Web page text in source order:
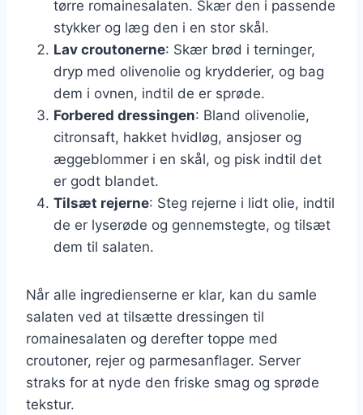
tørre romainesalaten. Skær den i passende
stykker og læg den i en stor skål.
Lav croutonerne: Skær brød i terninger,
dryp med olivenolie og krydderier, og bag
dem i ovnen, indtil de er sprøde.
Forbered dressingen: Bland olivenolie,
citronsaft, hakket hvidløg, ansjoser og
æggeblommer i en skål, og pisk indtil det
er godt blandet.
Tilsæt rejerne: Steg rejerne i lidt olie, indtil
de er lyserøde og gennemstegte, og tilsæt
dem til salaten.
Når alle ingredienserne er klar, kan du samle
salaten ved at tilsætte dressingen til
romainesalaten og derefter toppe med
croutoner, rejer og parmesanflager. Server
straks for at nyde den friske smag og sprøde
tekstur.